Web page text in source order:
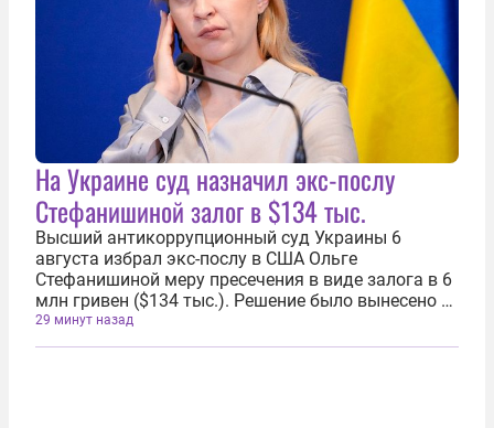
На Украине суд назначил экс-послу
Стефанишиной залог в $134 тыс.
Высший антикоррупционный суд Украины 6
августа избрал экс-послу в США Ольге
Стефанишиной меру пресечения в виде залога в 6
млн гривен ($134 тыс.). Решение было вынесено в
рамках расследования уголовного дела о
незаконном обогащении. Накануне, 5 августа,
29 минут назад